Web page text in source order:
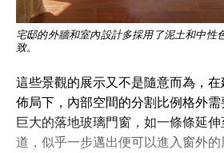
宅邸的外牆和室內設計多採用了泥土和中性
致。
這些景觀的展示又不是隨意而為，
佈局下，內部空間的分割比例格外
巨大的落地玻璃門窗，如一條條延
道，似乎一步邁出便可以進入窗外